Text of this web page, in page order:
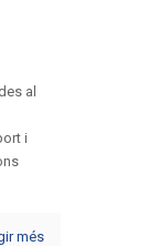
al
i
més